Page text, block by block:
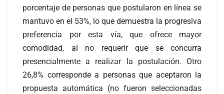
porcentaje de personas que postularon en línea se
mantuvo en el 53%, lo que demuestra la progresiva
preferencia por esta vía, que ofrece mayor
comodidad, al no requerir que se concurra
presencialmente a realizar la postulación. Otro
26,8% corresponde a personas que aceptaron la
propuesta automática (no fueron seleccionadas